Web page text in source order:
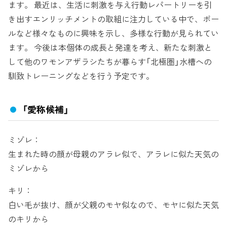
ます。 最近は、生活に刺激を与え行動レパートリーを引
き出すエンリッチメントの取組に注力している中で、ボー
ルなど様々なものに興味を示し、多様な行動が見られてい
ます。 今後は本個体の成長と発達を考え、新たな刺激と
して他のワモンアザラシたちが暮らす「北極圏」水槽への
馴致トレーニングなどを行う予定です。
「愛称候補」
ミゾレ：
生まれた時の顔が母親のアラレ似で、アラレに似た天気の
ミゾレから
キリ：
白い毛が抜け、顔が父親のモヤ似なので、モヤに似た天気
のキリから